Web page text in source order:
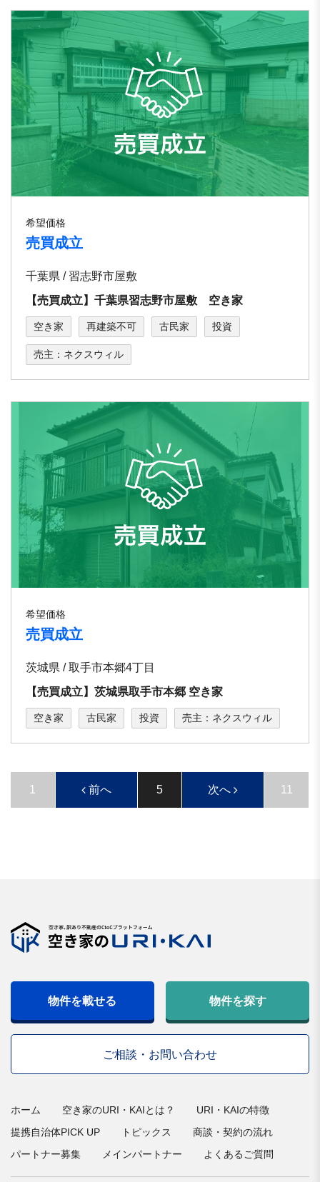
希望価格
売買成立
千葉県 / 習志野市屋敷
【売買成立】千葉県習志野市屋敷 空き家
空き家 再建築不可 古民家 投資
売主：ネクスウィル
希望価格
売買成立
茨城県 / 取手市本郷4丁目
【売買成立】茨城県取手市本郷 空き家
空き家 古民家 投資 売主：ネクスウィル
1 前へ 5 次へ 11
物件を載せる 物件を探す
ご相談・お問い合わせ
ホーム 空き家のURI・KAIとは？
URI・KAIの特徴
提携自治体PICK UP
トピックス
商談・契約の流れ
パートナー募集
メインパートナー よくあるご質問